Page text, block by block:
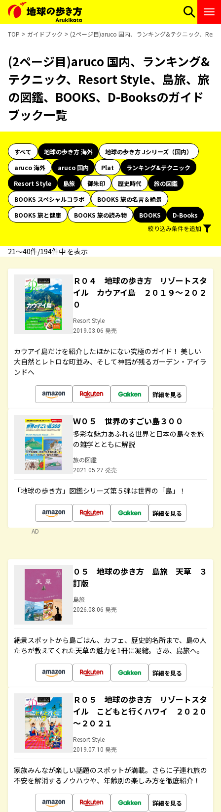
TOP ガイドブック (2ページ目)aruco 国内、ランキング&テクニック、
(2ページ目)aruco 国内、ランキング&
テクニック、Resort Style、島旅、旅
の図鑑、BOOKS、D-Booksのガイド
ブック一覧
すべて 地球の歩き方 海外
地球の歩き方 Jシリーズ（国内）
aruco 海外
aruco 国内 Plat
ランキング&テクニック
Resort Style
島旅 御朱印 歴史時代
旅の図鑑
BOOKS スペシャルコラボ
BOOKS 旅の名言＆絶景
BOOKS 旅と健康
BOOKS 旅の読み物 BOOKS
D-Books
絞り込み条件を追加
21〜40件/194件中 を表示
Ｒ０４ 地球の歩き方 リゾートスタ
イル カウアイ島 ２０１９～２０２
０
Resort Style
2019.03.06 発売
カウアイ島だけを紹介したほかにない究極のガイド！ 美しい
大自然とレトロな町並み、そして神話が残るガーデン・アイラ
ンドへ
詳細を見る
Ｗ０５ 世界のすごい島３００
多彩な魅力あふれる世界と日本の島々を旅
の雑学とともに解説
旅の図鑑
2021.05.27 発売
「地球の歩き方」図鑑シリーズ第５弾は世界の「島」！
詳細を見る
AD
０５ 地球の歩き方 島旅 天草 ３
訂版
島旅
2026.08.06 発売
絶景スポットから島ごはん、カフェ、歴史的名所まで、島の人
たちが教えてくれた天草の魅力を1冊に凝縮。さあ、島旅へ。
詳細を見る
Ｒ０５ 地球の歩き方 リゾートスタ
イル こどもと行くハワイ ２０２０
～２０２１
Resort Style
2019.07.10 発売
家族みんなが楽しい話題のスポットが満載。さらに子連れ旅の
不安を解消するノウハウや、年齢別の楽しみ方を徹底紹介！
詳細を見る